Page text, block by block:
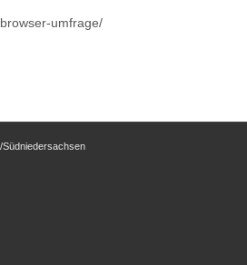
umfrage/